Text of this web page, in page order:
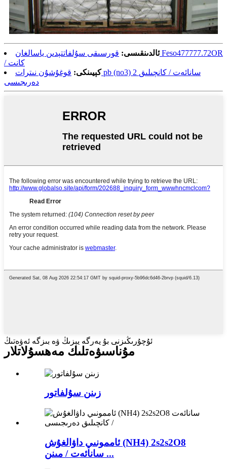
ئالدىنقىسى: قورسىقى سۇلفاتتېدىن ياسالغان Feso477777.72OR
/ كانت
كېيىنكى: قوغۇشۇن نىترات pb (no3) 2 سانائەت / كانچىلىق
دەرىجىسى
ئۇچۇرىڭىزنى بۇ يەرگە يېزىڭ ۋە بىزگە ئەۋەتىڭ
مۇناسىۋەتلىك مەھسۇلاتلار
زىنن سۇلفاتور
ئاممونىي داۋالغۇش (NH4) 2s2s2O8
سانائەت / مىنن ...